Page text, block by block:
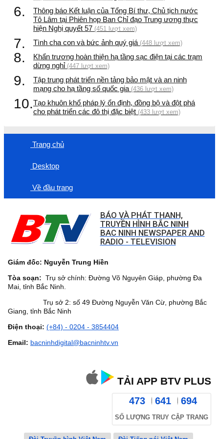
6.
Thông báo Kết luận của Tổng Bí thư, Chủ tịch nước
Tô Lâm tại Phiên họp Ban Chỉ đạo Trung ương thực
hiện Nghị quyết 57 (451 lượt xem)
7. Tình cha con và bức ảnh quý giá (448 lượt xem)
8.
Khẩn trương hoàn thiện hạ tầng sạc điện tại các trạm
dừng nghỉ (447 lượt xem)
9.
Tập trung phát triển nền tảng bảo mật và an ninh
mạng cho hạ tầng số quốc gia (436 lượt xem)
10.Tạo khuôn khổ pháp lý ổn định, đồng bộ và đột phá
cho phát triển các đô thị đặc biệt (433 lượt xem)
Trang chủ
Desktop
Về đầu trang
BÁO VÀ PHÁT THANH,
TRUYỀN HÌNH BẮC NINH
BAC NINH NEWSPAPER AND
RADIO - TELEVISION
Giám đốc: Nguyễn Trung Hiền
Tòa soạn: Trụ sở chính: Đường Võ Nguyên Giáp, phường Đa
Mai, tỉnh Bắc Ninh.
Trụ sở 2: số 49 Đường Nguyễn Văn Cừ, phường Bắc
Giang, tỉnh Bắc Ninh
Điện thoại: (+84) - 0204 - 3854404
Email: bacninhdigital@bacninhtv.vn
TẢI APP BTV PLUS
473 641 694
SỐ LƯỢNG TRUY CẬP TRANG